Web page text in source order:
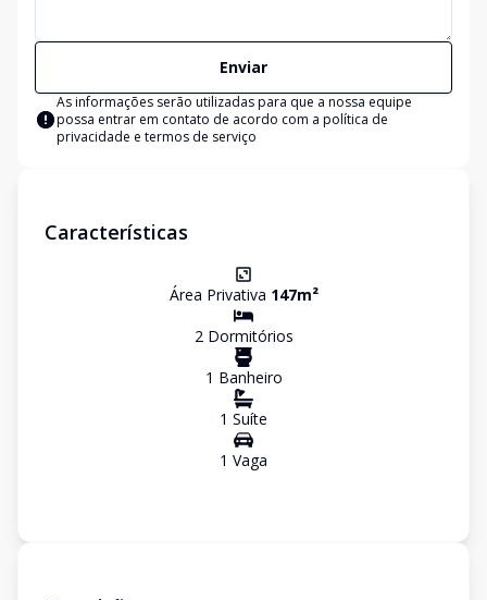
Enviar
As informações serão utilizadas para que a nossa equipe
possa entrar em contato de acordo com a política de
privacidade e termos de serviço
Características
Área Privativa 147m²
2Dormitórios
1 Banheiro
1 Suíte
1 Vaga